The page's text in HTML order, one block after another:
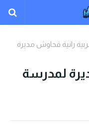
رانية قحاوش مديرة
لمدرسة